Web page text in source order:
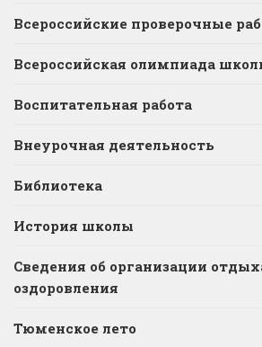
Всероссийские проверочные
Всероссийская олимпиада
Воспитательная работа
Внеурочная деятельность
Библиотека
История школы
Сведения об организации
оздоровления
Тюменское лето